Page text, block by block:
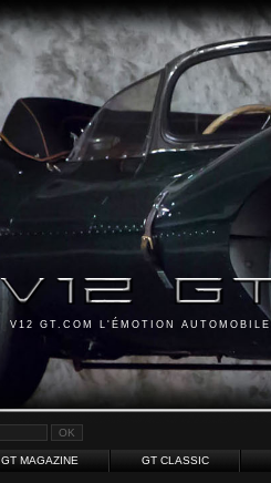
V12 GT.COM L'ÉMOTION AUTOMOBILE
GT MAGAZINE GT CLASSIC